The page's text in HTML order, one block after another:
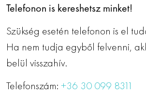
Telefonon is kereshetsz minket!
Szükség esetén telefonon is el
Ha nem tudja egyből felvenni,
belül visszahív.
Telefonszám:+36 30 099 8311